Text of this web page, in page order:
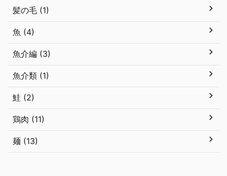
髪の毛 (1)
魚 (4)
魚介編 (3)
魚介類 (1)
鮭 (2)
鶏肉 (11)
麺 (13)